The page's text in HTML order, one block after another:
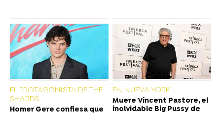
EL PROTAGONISTA DE THE
SHARDS
Homer Gere confiesa que
EN NUEVA YORK
Muere Vincent Pastore, el
inolvidable Big Pussy de